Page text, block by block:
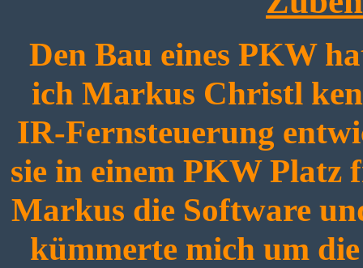
Den Bau eines PKW
ich Markus Christl
IR-Fernsteuerung
sie in einem PKW Platz
Markus die Software
kümmerte mich um